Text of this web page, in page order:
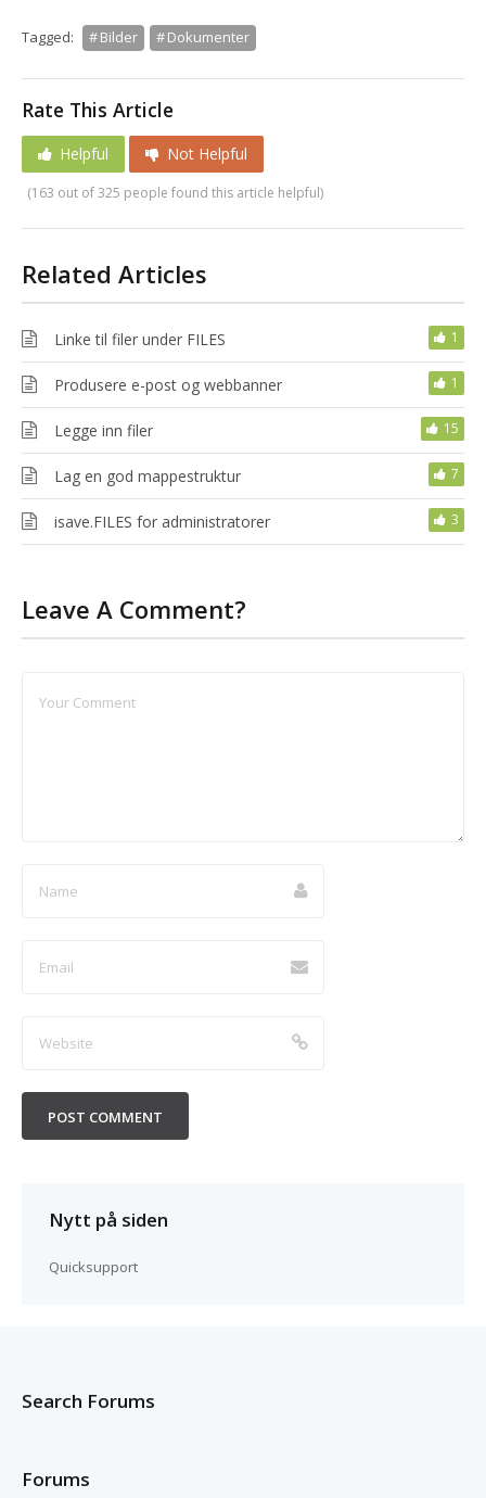
Tagged: Bilder Dokumenter
Rate This Article
Helpful Not Helpful
(163 out of 325 people found this article helpful)
Related Articles
Linke til filer under FILES 1
Produsere e-post og webbanner 1
Legge inn filer 15
Lag en god mappestruktur 7
isave.FILES for administratorer 3
Leave A Comment?
Nytt på siden
Quicksupport
Search Forums
Forums